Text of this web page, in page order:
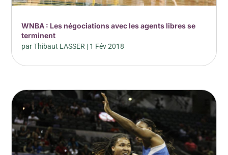
WNBA : Les négociations avec les agents libres se
terminent
parThibaut LASSER | 1 Fév 2018